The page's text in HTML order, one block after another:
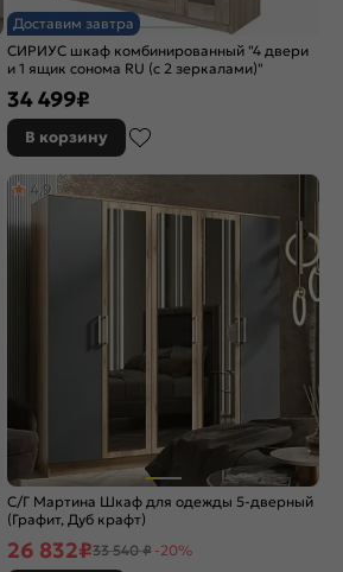
Доставим завтра
СИРИУС шкаф комбинированный "4 двери
и 1 ящик сонома RU (с 2 зеркалами)"
34 499₽
В корзину
С/Г Мартина Шкаф для одежды 5-дверный
(Графит, Дуб крафт)
4,9
26 832₽33 540 ₽ -20%